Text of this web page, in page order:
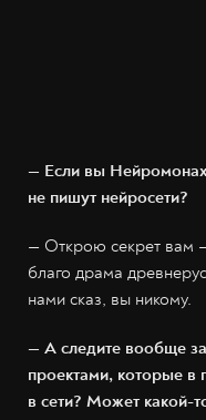
— Если вы
не пишут нейросети?
— Открою секрет вам —
благо драма
нами сказ, вы никому.
— А следите вообще
проектами, которые в
в сети? Может какой-